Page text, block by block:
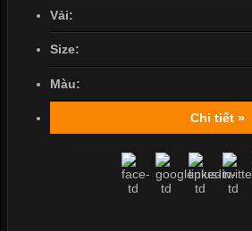
Vải:
Size:
Màu:
Chi tiết »